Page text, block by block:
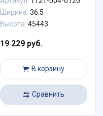
Ширина: 36.5
Высота: 45443
19 229 руб.
В корзину
Сравнить